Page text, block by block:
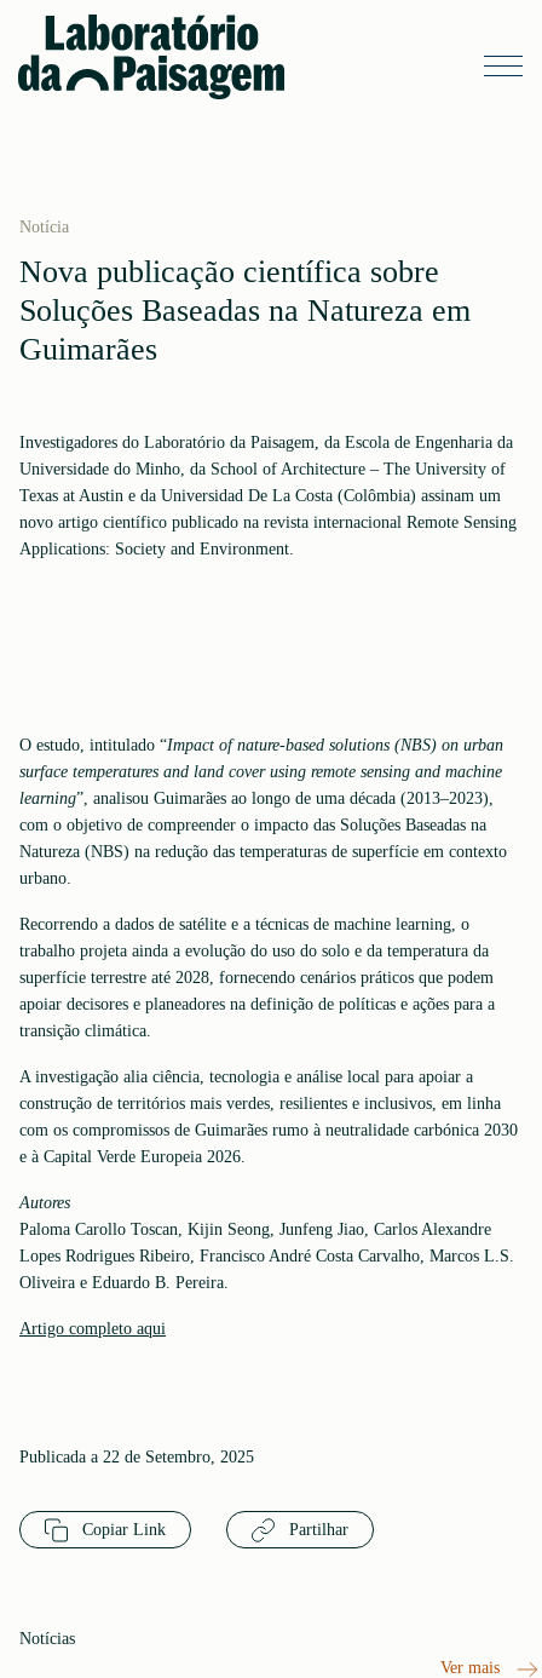
Notícia
Nova publicação científica sobre
Soluções Baseadas na Natureza em
Guimarães
Investigadores do Laboratório da Paisagem, da Escola de Engenharia da
Universidade do Minho, da School of Architecture – The University of
Texas at Austin e da Universidad De La Costa (Colômbia) assinam um
novo artigo científico publicado na revista internacional Remote Sensing
Applications: Society and Environment.
O estudo, intitulado “Impact of nature-based solutions (NBS) on urban
surface temperatures and land cover using remote sensing and machine
learning”, analisou Guimarães ao longo de uma década (2013–2023),
com o objetivo de compreender o impacto das Soluções Baseadas na
Natureza (NBS) na redução das temperaturas de superfície em contexto
urbano.
Recorrendo a dados de satélite e a técnicas de machine learning, o
trabalho projeta ainda a evolução do uso do solo e da temperatura da
superfície terrestre até 2028, fornecendo cenários práticos que podem
apoiar decisores e planeadores na definição de políticas e ações para a
transição climática.
A investigação alia ciência, tecnologia e análise local para apoiar a
construção de territórios mais verdes, resilientes e inclusivos, em linha
com os compromissos de Guimarães rumo à neutralidade carbónica 2030
e à Capital Verde Europeia 2026.
Autores
Paloma Carollo Toscan, Kijin Seong, Junfeng Jiao, Carlos Alexandre
Lopes Rodrigues Ribeiro, Francisco André Costa Carvalho, Marcos L.S.
Oliveira e Eduardo B. Pereira.
Artigo completo aqui
Publicada a 22 de Setembro, 2025
Copiar Link Partilhar
Notícias
Ver mais